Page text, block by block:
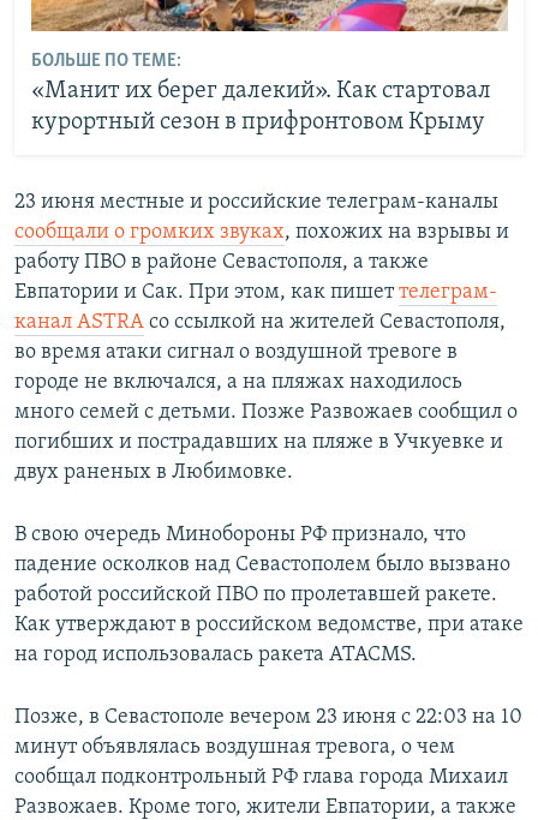
БОЛЬШЕ ПО ТЕМЕ:
«Манит их берег далекий». Как стартовал
курортный сезон в прифронтовом Крыму
23 июня местные и российские телеграм-каналы
сообщали о громких звуках, похожих на взрывы и
работу ПВО в районе Севастополя, а также
Евпатории и Сак. При этом, как пишеттелеграм-
канал ASTRA со ссылкой на жителей Севастополя,
во время атаки сигнал о воздушной тревоге в
городе не включался, а на пляжах находилось
много семей с детьми. Позже Развожаев сообщил о
погибших и пострадавших на пляже в Учкуевке и
двух раненых в Любимовке.
В свою очередь Минобороны РФ признало, что
падение осколков над Севастополем было вызвано
работой российской ПВО по пролетавшей ракете.
Как утверждают в российском ведомстве, при атаке
на город использовалась ракета ATACMS.
Позже, в Севастополе вечером 23 июня с 22:03 на 10
минут объявлялась воздушная тревога, о чем
сообщал подконтрольный РФ глава города Михаил
Развожаев. Кроме того, жители Евпатории, а также